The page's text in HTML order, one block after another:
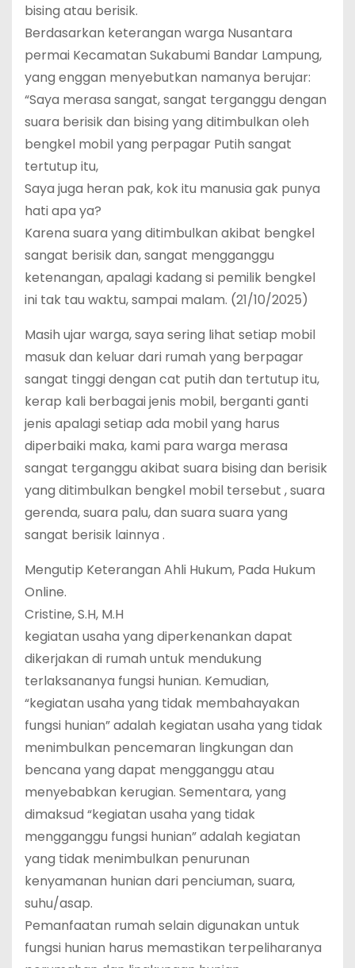
bising atau berisik.
Berdasarkan keterangan warga Nusantara
permai Kecamatan Sukabumi Bandar Lampung,
yang enggan menyebutkan namanya berujar:
“Saya merasa sangat, sangat terganggu dengan
suara berisik dan bising yang ditimbulkan oleh
bengkel mobil yang perpagar Putih sangat
tertutup itu,
Saya juga heran pak, kok itu manusia gak punya
hati apa ya?
Karena suara yang ditimbulkan akibat bengkel
sangat berisik dan, sangat mengganggu
ketenangan, apalagi kadang si pemilik bengkel
ini tak tau waktu, sampai malam. (21/10/2025)
Masih ujar warga, saya sering lihat setiap mobil
masuk dan keluar dari rumah yang berpagar
sangat tinggi dengan cat putih dan tertutup itu,
kerap kali berbagai jenis mobil, berganti ganti
jenis apalagi setiap ada mobil yang harus
diperbaiki maka, kami para warga merasa
sangat terganggu akibat suara bising dan berisik
yang ditimbulkan bengkel mobil tersebut , suara
gerenda, suara palu, dan suara suara yang
sangat berisik lainnya .
Mengutip Keterangan Ahli Hukum, Pada Hukum
Online.
Cristine, S.H, M.H
kegiatan usaha yang diperkenankan dapat
dikerjakan di rumah untuk mendukung
terlaksananya fungsi hunian. Kemudian,
“kegiatan usaha yang tidak membahayakan
fungsi hunian” adalah kegiatan usaha yang tidak
menimbulkan pencemaran lingkungan dan
bencana yang dapat mengganggu atau
menyebabkan kerugian. Sementara, yang
dimaksud “kegiatan usaha yang tidak
mengganggu fungsi hunian” adalah kegiatan
yang tidak menimbulkan penurunan
kenyamanan hunian dari penciuman, suara,
suhu/asap.
Pemanfaatan rumah selain digunakan untuk
fungsi hunian harus memastikan terpeliharanya